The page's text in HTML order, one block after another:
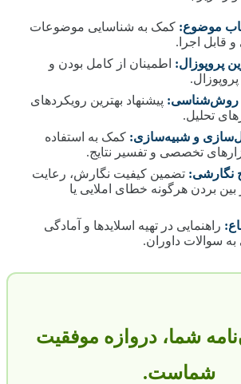
موضوع: کمک به شناسایی موضوعات
و قابل اجرا.
پروپوزال: اطمینان از کامل بودن و
روش‌شناسی: پیشنهاد بهترین رویکردهای
تحلیل.
و شبیه‌سازی: کمک به استفاده
تخصصی و تفسیر نتایج.
نگارشی: تضمین کیفیت نگارش، رعایت
بردن هرگونه خطای املایی یا
راهنمایی در تهیه اسلایدها و آمادگی
سوالات داوران.
شما، دروازه موفقیت
شماست.